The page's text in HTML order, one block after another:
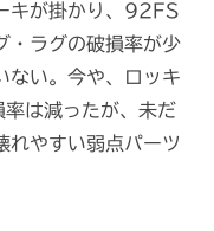
キが掛かり、92FS
・ラグの破損率が少
ない。今や、ロッキ
は減ったが、未だ
れやすい弱点パーツ